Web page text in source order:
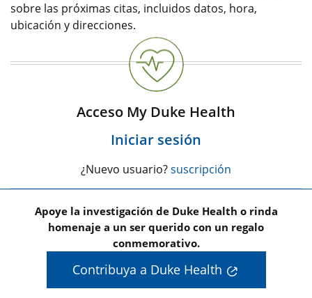
sobre las próximas citas, incluidos datos, hora,
ubicación y direcciones.
Acceso My Duke Health
Iniciar sesión
¿Nuevo usuario?suscripción
Apoye la investigación de Duke Health o rinda
homenaje a un ser querido con un regalo
conmemorativo.
Contribuya a Duke Health